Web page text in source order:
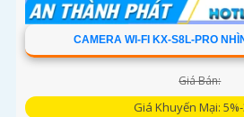
CAMERA WI-FI KX-S8L-PRO
Giá Bán:
Giá Khuyến Mại: